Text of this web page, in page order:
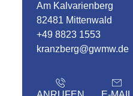
Am Kalvarienberg
82481 Mittenwald
+49 8823 1553
kranzberg@gwmw.de